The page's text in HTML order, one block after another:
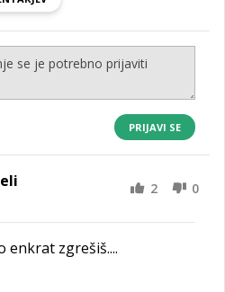
PRIJAVI SE
2 0
enkrat zgrešiš....